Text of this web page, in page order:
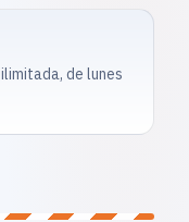
de lunes